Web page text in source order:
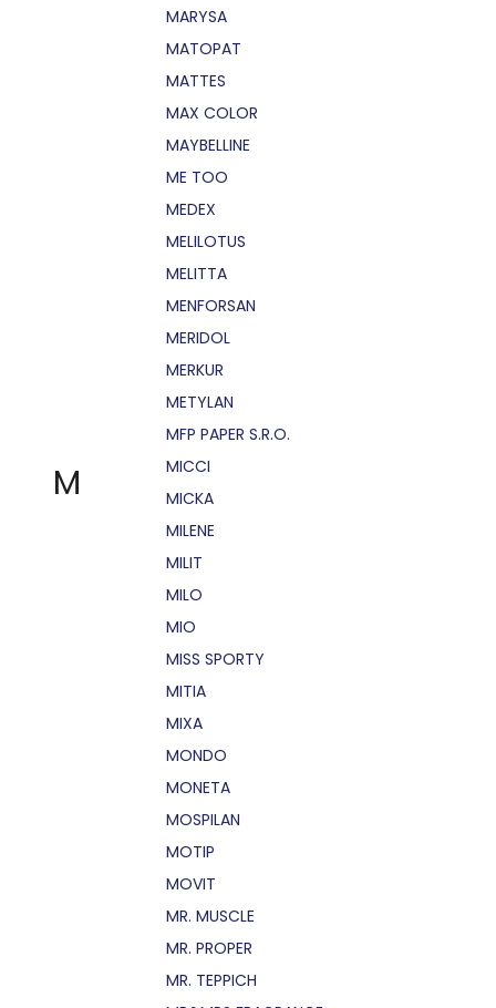
M
MARYSA
MATOPAT
MATTES
MAX COLOR
MAYBELLINE
ME TOO
MEDEX
MELILOTUS
MELITTA
MENFORSAN
MERIDOL
MERKUR
METYLAN
MFP PAPER S.R.O.
MICCI
MICKA
MILENE
MILIT
MILO
MIO
MISS SPORTY
MITIA
MIXA
MONDO
MONETA
MOSPILAN
MOTIP
MOVIT
MR. MUSCLE
MR. PROPER
MR. TEPPICH